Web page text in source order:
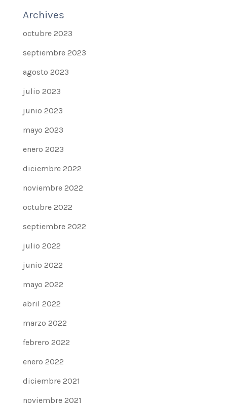
Archives
octubre 2023
septiembre 2023
agosto 2023
julio 2023
junio 2023
mayo 2023
enero 2023
diciembre 2022
noviembre 2022
octubre 2022
septiembre 2022
julio 2022
junio 2022
mayo 2022
abril 2022
marzo 2022
febrero 2022
enero 2022
diciembre 2021
noviembre 2021